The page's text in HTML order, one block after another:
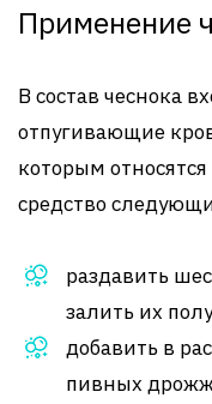
Применение
В состав чеснока
отпугивающие
которым
средство
раздавить
залить их
добавить в
пивных